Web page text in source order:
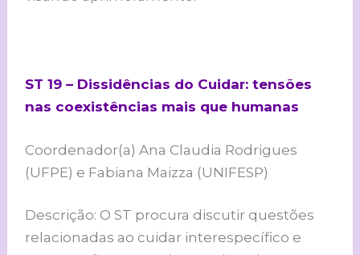
ST 19 – Dissidências do Cuidar: tensões
nas coexistências mais que humanas
Coordenador(a) Ana Claudia Rodrigues
(UFPE) e Fabiana Maizza (UNIFESP)
Descrição: O ST procura discutir questões
relacionadas ao cuidar interespecífico e